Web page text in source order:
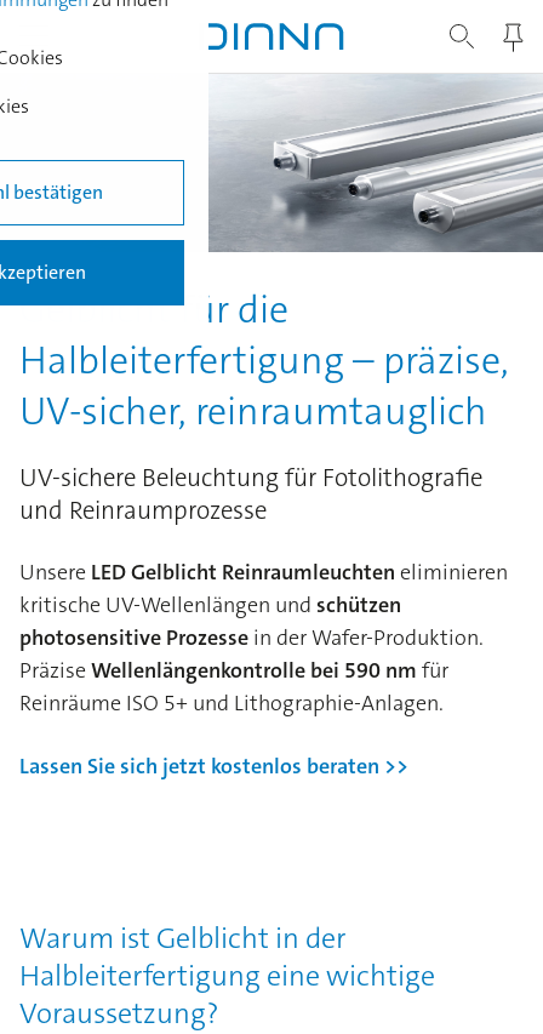
Gelblicht für die
Halbleiterfertigung – präzise,
UV-sicher, reinraumtauglich
UV-sichere Beleuchtung für Fotolithografie
und Reinraumprozesse
Unsere LED Gelblicht Reinraumleuchten eliminieren
kritische UV-Wellenlängen und schützen
photosensitive Prozesse in der Wafer-Produktion.
PräziseWellenlängenkontrolle bei 590 nm für
Reinräume ISO 5+ und Lithographie-Anlagen.
Lassen Sie sich jetzt kostenlos beraten >>
Warum ist Gelblicht in der
Halbleiterfertigung eine wichtige
Voraussetzung?
bestätigen